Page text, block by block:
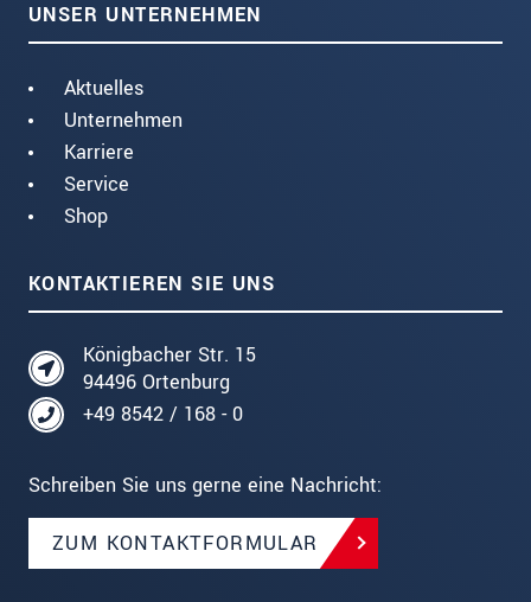
UNSER UNTERNEHMEN
Aktuelles
Unternehmen
Karriere
Service
Shop
KONTAKTIEREN SIE UNS
Königbacher Str. 15
94496 Ortenburg
+49 8542 / 168 - 0
Schreiben Sie uns gerne eine Nachricht:
ZUM KONTAKTFORMULAR